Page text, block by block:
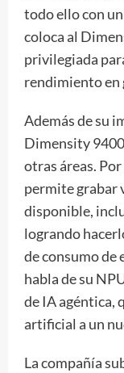
todo ello con
coloca al
privilegiada
rendimiento en
Además de su
Dimensity
otras áreas.
permite grabar
disponible,
logrando
de consumo de
habla de su
de IA agéntica,
artificial a un
La compañía